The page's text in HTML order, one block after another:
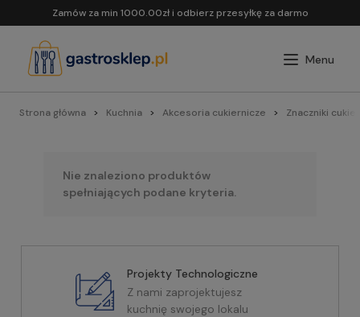
Zamów za min 1000.00zł i odbierz przesyłkę za darmo
Strona główna Kuchnia Akcesoria cukiernicze Znaczniki
Nie znaleziono produktów
spełniających podane kryteria.
Projekty Technologiczne
Z nami zaprojektujesz
kuchnię swojego lokalu